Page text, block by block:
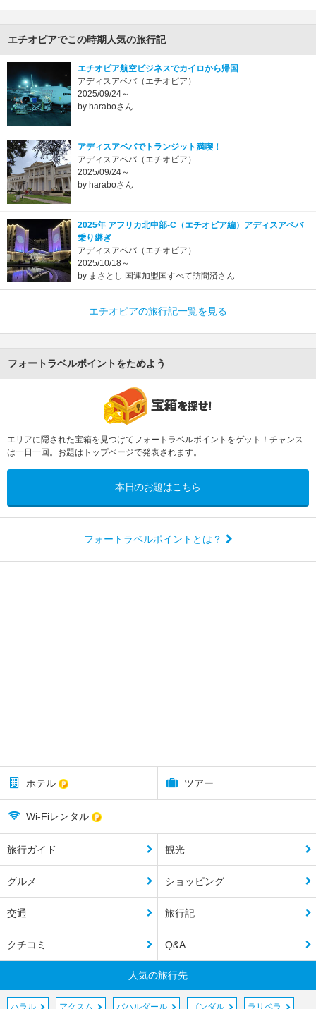
エチオピアでこの時期人気の旅行記
エチオピア航空ビジネスでカイロから帰国
アディスアベバ（エチオピア）
2025/09/24～
by haraboさん
アディスアベバでトランジット満喫！
アディスアベバ（エチオピア）
2025/09/24～
by haraboさん
2025年 アフリカ北中部-C（エチオピア編）アディスアベバ
乗り継ぎ
アディスアベバ（エチオピア）
2025/10/18～
by まさとし 国連加盟国すべて訪問済さん
エチオピアの旅行記一覧を見る
フォートラベルポイントをためよう
エリアに隠された宝箱を見つけてフォートラベルポイントをゲット！チャンス
は一日一回。お題はトップページで発表されます。
本日のお題はこちら
フォートラベルポイントとは？
ホテル ツアー
Wi-Fiレンタル
旅行ガイド 観光
グルメ ショッピング
交通 旅行記
クチコミ Q&A
人気の旅行先
ハラル アクスム バハルダール ゴンダル ラリベラ